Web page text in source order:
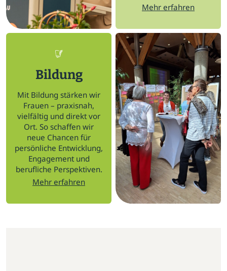
Mehr erfahren
Bildung
Mit Bildung stärken wir
Frauen – praxisnah,
vielfältig und direkt vor
Ort. So schaffen wir
neue Chancen für
persönliche Entwicklung,
Engagement und
berufliche Perspektiven.
Mehr erfahren